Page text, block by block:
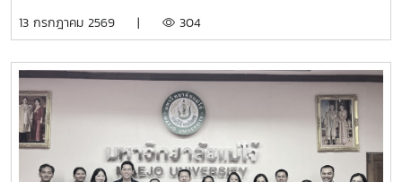
ปราบปรามยาเสพติด (ป.ป.ส.) พร้อมคณะผู้บริหารและเจ้าหน้าที่
ความคืบหน้าการดำเนินโครงการการพัฒนาระบบการผลิตเห็ดขี้
ควายเพื่อประโยชน์ทางการแพทย์ โดยมีรองศาสตราจารย์ ดร.ชัย
ยศ สัมฤทธิ์สกุล รองอธิการบดีมหาวิทยาลัยแม่โจ้ ให้เกียรติเป็นผู้
แทนมหาวิทยาลัยกล่าวต้อนรับ โครงการดังกล่าวเป็นความร่วม
มือระหว่างสำนักงาน ป.ป.ส. และมหาวิทยาลัยแม่โจ้ ภายใต้
13 กรกฎาคม 2569 | 304